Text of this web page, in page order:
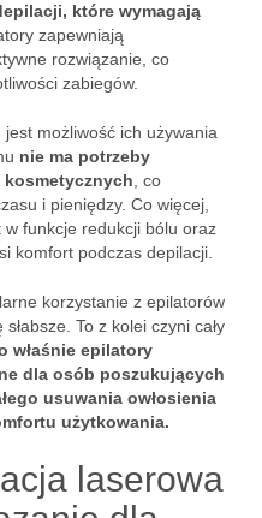
które wymagają
zapewniają
rozwiązanie, co
zabiegów.
możliwość ich używania
nie ma potrzeby
, co
i pieniędzy. Co więcej,
funkcje redukcji bólu oraz
komfort podczas depilacji.
korzystanie z epilatorów
To z kolei czyni cały
właśnie epilatory
dla osób poszukujących
usuwania owłosienia
użytkowania.
laserowa